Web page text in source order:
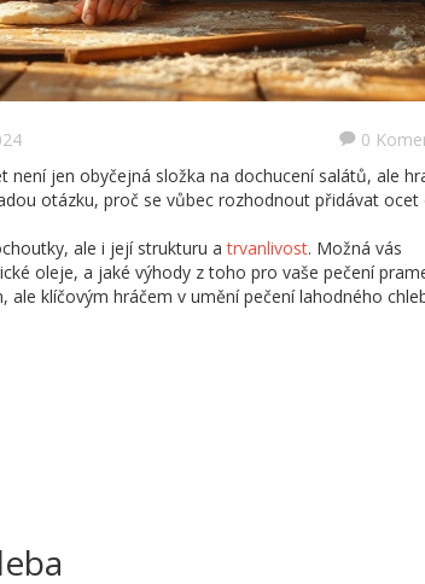
0
není jen obyčejná složka na dochucení salátů, ale
otázku, proč se vůbec rozhodnout přidávat ocet
ale i její strukturu atrvanlivost. Možná vás
oleje, a jaké výhody z toho pro vaše pečení
klíčovým hráčem v umění pečení lahodného